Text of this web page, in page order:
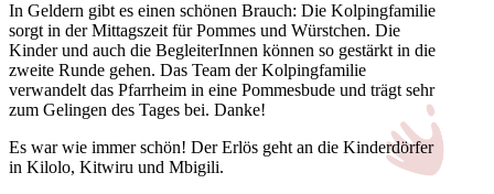
In Geldern gibt es einen schönen Brauch: Die Kolpingfamilie
sorgt in der Mittagszeit für Pommes und Würstchen. Die
Kinder und auch die BegleiterInnen können so gestärkt in die
zweite Runde gehen. Das Team der Kolpingfamilie
verwandelt das Pfarrheim in eine Pommesbude und trägt sehr
zum Gelingen des Tages bei. Danke!
Es war wie immer schön! Der Erlös geht an die Kinderdörfer
in Kilolo, Kitwiru und Mbigili.